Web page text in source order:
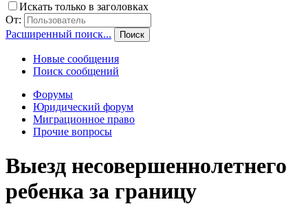
Искать только в заголовках
От:
Расширенный поиск...
Поиск
Новые сообщения
Поиск сообщений
Форумы
Юридический форум
Миграционное право
Прочие вопросы
Выезд несовершеннолетнего
ребенка за границу